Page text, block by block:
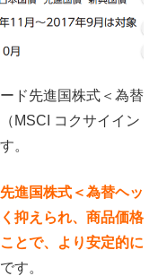
ド先進国株式＜為替
MSCI コクサイイン
。
進国株式＜為替ヘッ
抑えられ、商品価格
とで、より安定的に
す。